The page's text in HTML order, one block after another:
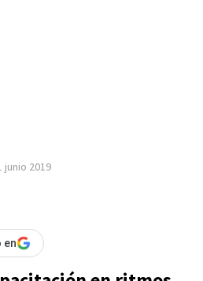
junio 2019
en